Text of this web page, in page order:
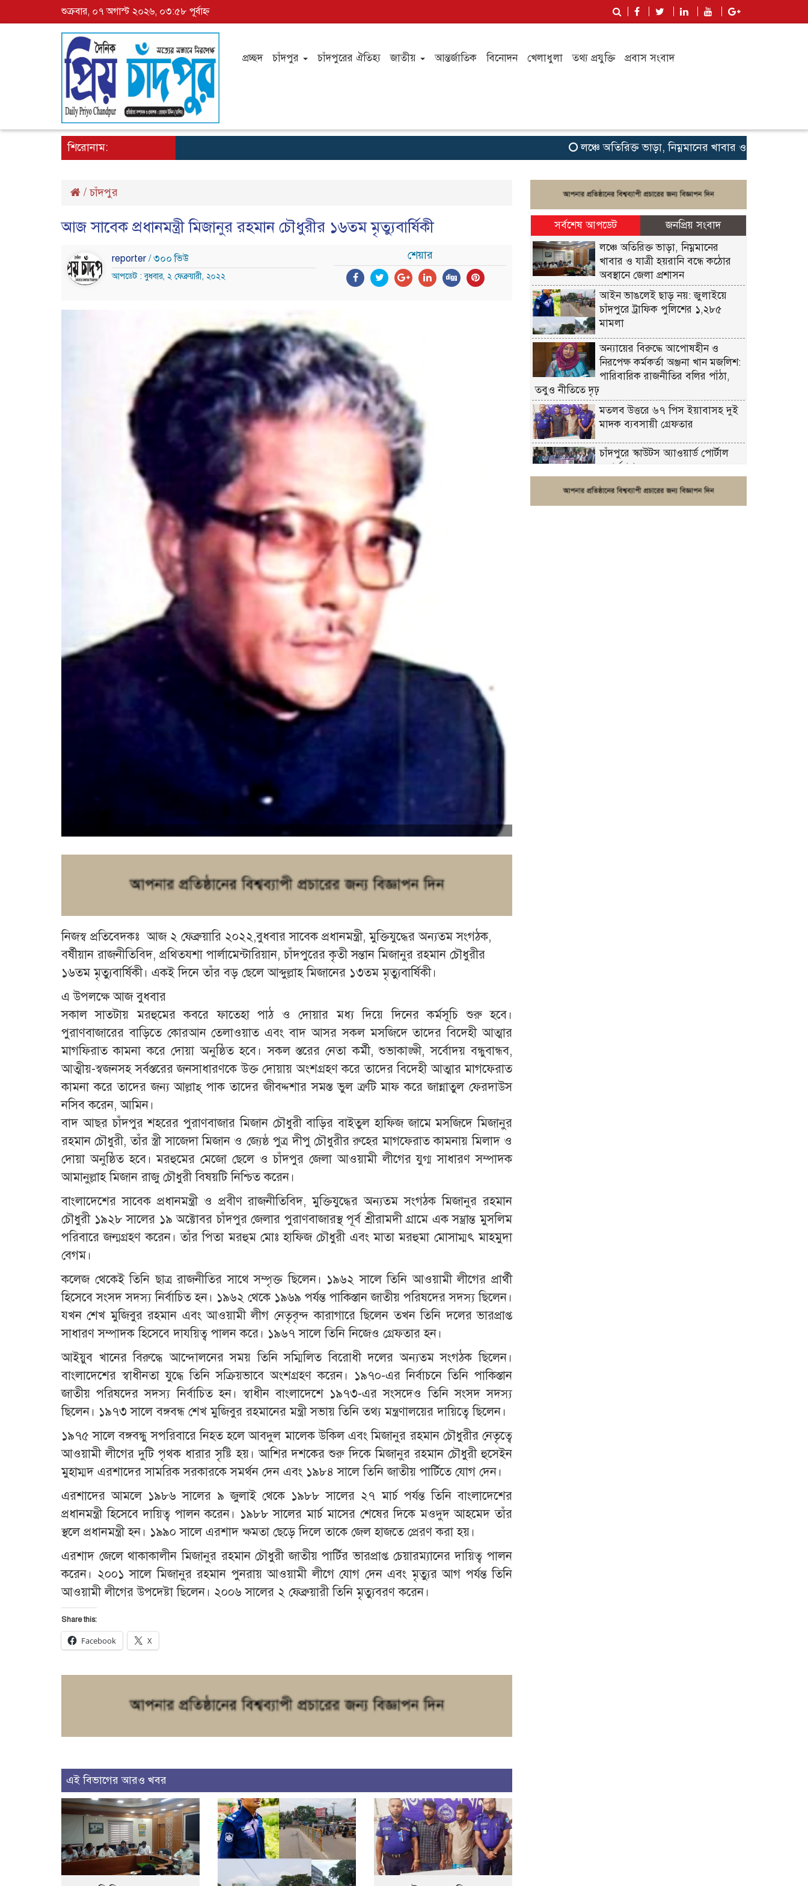
শুক্রবার, ০৭ অগাস্ট ২০২৬, ০৩:৫৮ পূর্বাহ্ন
প্রচ্ছদ চাঁদপুর চাঁদপুরের ঐতিহ্য জাতীয় আন্তর্জাতিক বিনোদন খেলাধুলা তথ্য প্রযুক্তি প্রবাস সংবাদ
শিরোনাম: লঞ্চে অতিরিক্ত ভাড়া, নিম্নমানের খাবার ও যাত্রী হয়রানি
/চাঁদপুর
আজ সাবেক প্রধানমন্ত্রী মিজানুর রহমান চৌধুরীর ১৬তম মৃত্যুবার্ষিকী
reporter / ৩০০ ভিউ
আপডেট : বুধবার, ২ ফেব্রুয়ারী, ২০২২
শেয়ার
নিজস্ব প্রতিবেদকঃ আজ ২ ফেব্রুয়ারি ২০২২,বুধবার সাবেক প্রধানমন্ত্রী, মুক্তিযুদ্ধের অন্যতম সংগঠক,
বর্ষীয়ান রাজনীতিবিদ, প্রথিতযশা পার্লামেন্টারিয়ান, চাঁদপুরের কৃতী সন্তান মিজানুর রহমান চৌধুরীর
১৬তম মৃত্যুবার্ষিকী। একই দিনে তাঁর বড় ছেলে আব্দুল্লাহ মিজানের ১৩তম মৃত্যুবার্ষিকী।
এ উপলক্ষে আজ বুধবার
সকাল সাতটায় মরহুমের কবরে ফাতেহা পাঠ ও দোয়ার মধ্য দিয়ে দিনের কর্মসূচি শুরু হবে।
পুরাণবাজারের বাড়িতে কোরআন তেলাওয়াত এবং বাদ আসর সকল মসজিদে তাদের বিদেহী আত্মার
মাগফিরাত কামনা করে দোয়া অনুষ্ঠিত হবে। সকল স্তরের নেতা কর্মী, শুভাকাঙ্ক্ষী, সর্বোদয় বন্ধুবান্ধব,
আত্মীয়-স্বজনসহ সর্বস্তরের জনসাধারণকে উক্ত দোয়ায় অংশগ্রহণ করে তাদের বিদেহী আত্মার মাগফেরাত
কামনা করে তাদের জন্য আল্লাহ্ পাক তাদের জীবদ্দশার সমস্ত ভুল ত্রুটি মাফ করে জান্নাতুল ফেরদাউস
নসিব করেন, আমিন।
বাদ আছর চাঁদপুর শহরের পুরাণবাজার মিজান চৌধুরী বাড়ির বাইতুল হাফিজ জামে মসজিদে মিজানুর
রহমান চৌধুরী, তাঁর স্ত্রী সাজেদা মিজান ও জ্যেষ্ঠ পুত্র দীপু চৌধুরীর রুহের মাগফেরাত কামনায় মিলাদ ও
দোয়া অনুষ্ঠিত হবে। মরহুমের মেজো ছেলে ও চাঁদপুর জেলা আওয়ামী লীগের যুগ্ম সাধারণ সম্পাদক
আমানুল্লাহ মিজান রাজু চৌধুরী বিষয়টি নিশ্চিত করেন।
বাংলাদেশের সাবেক প্রধানমন্ত্রী ও প্রবীণ রাজনীতিবিদ, মুক্তিযুদ্ধের অন্যতম সংগঠক মিজানুর রহমান
চৌধুরী ১৯২৮ সালের ১৯ অক্টোবর চাঁদপুর জেলার পুরাণবাজারস্থ পূর্ব শ্রীরামদী গ্রামে এক সম্ভ্রান্ত মুসলিম
পরিবারে জন্মগ্রহণ করেন। তাঁর পিতা মরহুম মোঃ হাফিজ চৌধুরী এবং মাতা মরহুমা মোসাম্মৎ মাহমুদা
বেগম।
কলেজ থেকেই তিনি ছাত্র রাজনীতির সাথে সম্পৃক্ত ছিলেন। ১৯৬২ সালে তিনি আওয়ামী লীগের প্রার্থী
হিসেবে সংসদ সদস্য নির্বাচিত হন। ১৯৬২ থেকে ১৯৬৯ পর্যন্ত পাকিস্তান জাতীয় পরিষদের সদস্য ছিলেন।
যখন শেখ মুজিবুর রহমান এবং আওয়ামী লীগ নেতৃবৃন্দ কারাগারে ছিলেন তখন তিনি দলের ভারপ্রাপ্ত
সাধারণ সম্পাদক হিসেবে দাযয়িত্ব পালন করে। ১৯৬৭ সালে তিনি নিজেও গ্রেফতার হন।
আইয়ুব খানের বিরুদ্ধে আন্দোলনের সময় তিনি সম্মিলিত বিরোধী দলের অন্যতম সংগঠক ছিলেন।
বাংলাদেশের স্বাধীনতা যুদ্ধে তিনি সক্রিয়ভাবে অংশগ্রহণ করেন। ১৯৭০-এর নির্বাচনে তিনি পাকিস্তান
জাতীয় পরিষদের সদস্য নির্বাচিত হন। স্বাধীন বাংলাদেশে ১৯৭৩-এর সংসদেও তিনি সংসদ সদস্য
ছিলেন। ১৯৭৩ সালে বঙ্গবন্ধ শেখ মুজিবুর রহমানের মন্ত্রী সভায় তিনি তথ্য মন্ত্রণালয়ের দায়িত্বে ছিলেন।
১৯৭৫ সালে বঙ্গবন্ধু সপরিবারে নিহত হলে আবদুল মালেক উকিল এবং মিজানুর রহমান চৌধুরীর নেতৃত্বে
আওয়ামী লীগের দুটি পৃথক ধারার সৃষ্টি হয়। আশির দশকের শুরু দিকে মিজানুর রহমান চৌধুরী হুসেইন
মুহাম্মদ এরশাদের সামরিক সরকারকে সমর্থন দেন এবং ১৯৮৪ সালে তিনি জাতীয় পার্টিতে যোগ দেন।
এরশাদের আমলে ১৯৮৬ সালের ৯ জুলাই থেকে ১৯৮৮ সালের ২৭ মার্চ পর্যন্ত তিনি বাংলাদেশের
প্রধানমন্ত্রী হিসেবে দায়িত্ব পালন করেন। ১৯৮৮ সালের মার্চ মাসের শেষের দিকে মওদুদ আহমেদ তাঁর
স্থলে প্রধানমন্ত্রী হন। ১৯৯০ সালে এরশাদ ক্ষমতা ছেড়ে দিলে তাকে জেল হাজতে প্রেরণ করা হয়।
এরশাদ জেলে থাকাকালীন মিজানুর রহমান চৌধুরী জাতীয় পার্টির ভারপ্রাপ্ত চেয়ারম্যানের দায়িত্ব পালন
করেন। ২০০১ সালে মিজানুর রহমান পুনরায় আওয়ামী লীগে যোগ দেন এবং মৃত্যুর আগ পর্যন্ত তিনি
আওয়ামী লীগের উপদেষ্টা ছিলেন। ২০০৬ সালের ২ ফেব্রুয়ারী তিনি মৃত্যুবরণ করেন।
Share this:
Facebook X
এই বিভাগের আরও খবর
সর্বশেষ আপডেট
জনপ্রিয় সংবাদ
লঞ্চে অতিরিক্ত ভাড়া, নিম্নমানের
খাবার ও যাত্রী হয়রানি বন্ধে কঠোর
অবস্থানে জেলা প্রশাসন
আইন ভাঙলেই ছাড় নয়: জুলাইয়ে
চাঁদপুরে ট্রাফিক পুলিশের ১,২৮৫
মামলা
অন্যায়ের বিরুদ্ধে আপোষহীন ও
নিরপেক্ষ কর্মকর্তা অঞ্জনা খান মজলিশ:
পারিবারিক রাজনীতির বলির পাঁঠা,
তবুও নীতিতে দৃঢ়
মতলব উত্তরে ৬৭ পিস ইয়াবাসহ দুই
মাদক ব্যবসায়ী গ্রেফতার
চাঁদপুরে স্কাউটস অ্যাওয়ার্ড পোর্টাল
ওয়ার্কশপ
ফরিদগঞ্জে চুরির আতঙ্ক: এক সপ্তাহে
২০টির বেশি ঘটনা, নিরাপত্তাহীনতায়